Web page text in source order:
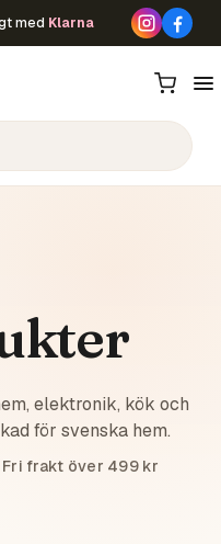
med Klarna
elektronik, kök och
för svenska hem.
Fri frakt över 499 kr